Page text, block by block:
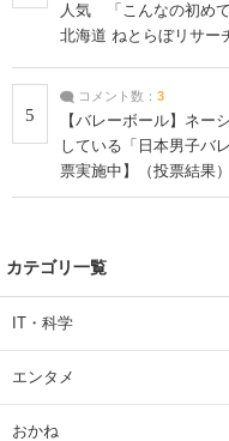
人気 「こんなの初めて
北海道 ねとらぼリサー
5
コメント数： 3
【バレーボール】ネー
している「日本男子バ
票実施中】（投票結果
カテゴリ一覧
IT・科学
エンタメ
おかね